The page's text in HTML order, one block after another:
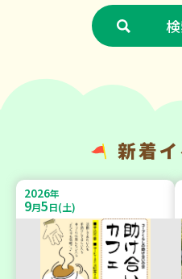
新着
2026年
9月5日(土)